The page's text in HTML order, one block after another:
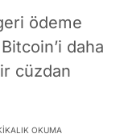
ödeme
daha
cüzdan
OKUMA